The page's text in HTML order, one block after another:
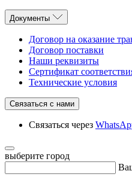
Документы
Договор на оказание
Договор поставки
Наши реквизиты
Сертификат
Технические условия
Связаться с нами
Связаться через
выберите город